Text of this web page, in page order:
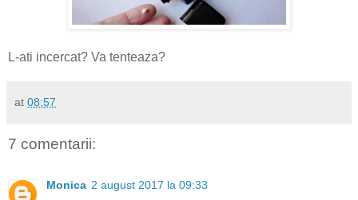
L-ati incercat? Va tenteaza?
at 08:57
7 comentarii:
Monica 2 august 2017 la 09:33